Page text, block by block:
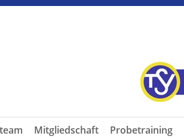
Mitgliedschaft Probetraining